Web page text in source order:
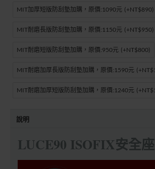
MIT加厚短版防刮墊加購，原價:1090元 (+NT$890)
MIT耐磨長版防刮墊加購，原價:1150元 (+NT$950)
MIT耐磨短版防刮墊加購，原價:950元 (+NT$800)
MIT耐磨加厚長版防刮墊加購，原價:1590元
MIT耐磨加厚短版防刮墊加購，原價:1240元
說明
LUCE90 ISOFIX安全